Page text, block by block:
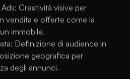
Creatività visive per
vendita e offerte come la
immobile.
Definizione di audience in
geografica per
degli annunci.